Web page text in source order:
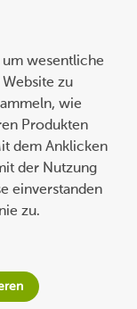
für
wesentliche
zu
wie
Produkten
dem Anklicken
der Nutzung
einverstanden
zu.